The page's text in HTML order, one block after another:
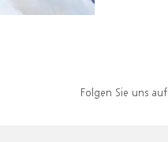
Folgen Sie uns auf